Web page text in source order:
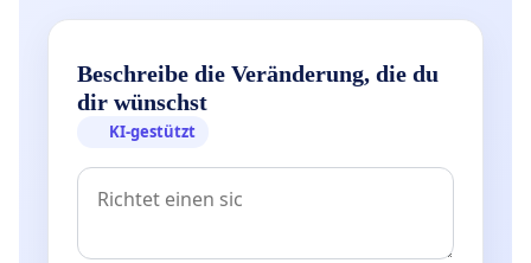
Beschreibe die Veränderung, die du
dir wünschst
KI-gestützt